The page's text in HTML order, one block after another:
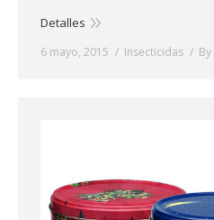
Detalles
6 mayo, 2015 Insecticidas By